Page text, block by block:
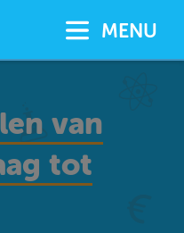
MENU
van
tot